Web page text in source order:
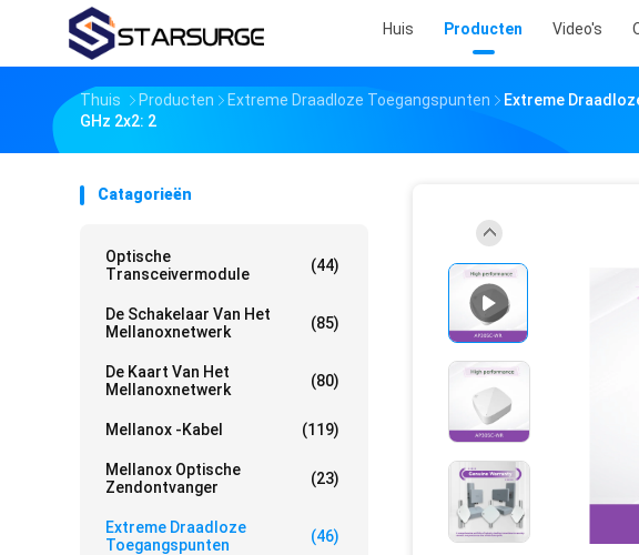
Huis Producten Video's
Thuis Producten Extreme Draadloze Toegangspunten
Extreme
GHz 2x2: 2
Catagorieën
Optische
Transceivermodule
(44)
De Schakelaar Van Het
Mellanoxnetwerk
(85)
De Kaart Van Het
Mellanoxnetwerk
(80)
Mellanox -kabel (119)
Mellanox Optische
Zendontvanger
(23)
Extreme Draadloze
Toegangspunten
(46)